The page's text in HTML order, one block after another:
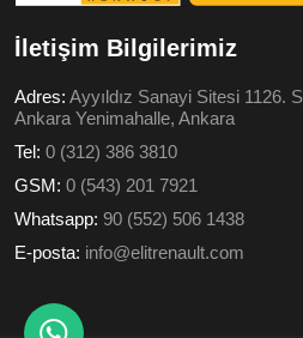
İletişim Bilgilerimiz
Adres: Ayyıldız Sanayi Sitesi 1126.
Ankara Yenimahalle, Ankara
Tel: 0 (312) 386 3810
GSM: 0 (543) 201 7921
Whatsapp: 90 (552) 506 1438
E-posta: info@elitrenault.com